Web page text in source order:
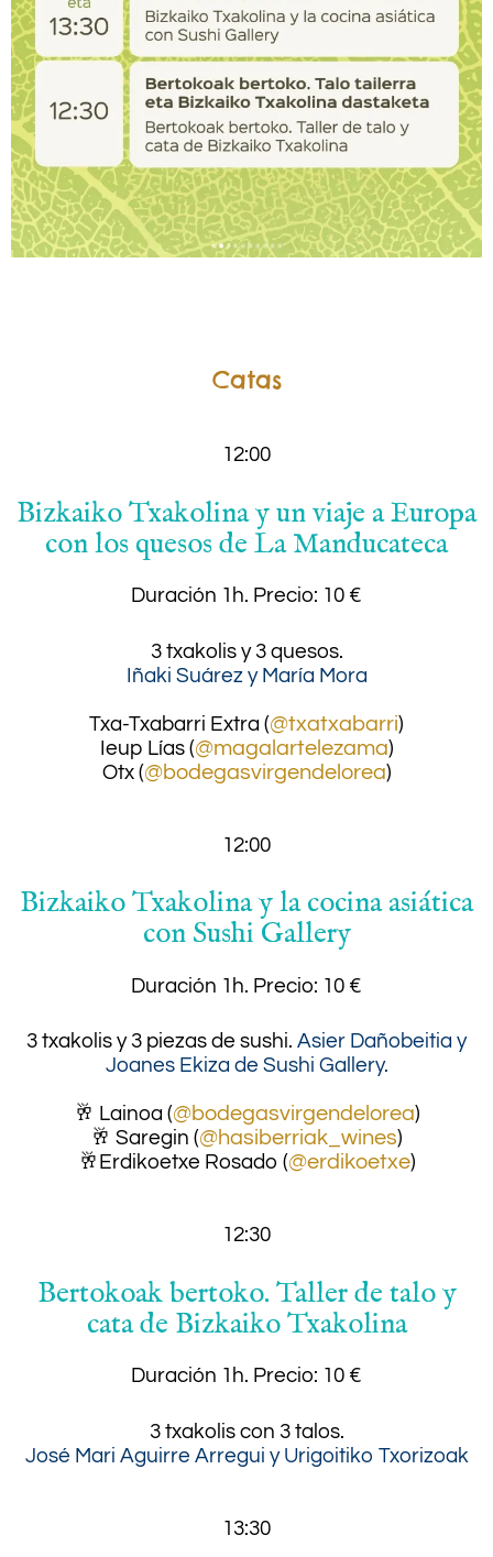
Catas
12:00
Bizkaiko Txakolina y un viaje a Europa
con los quesos de La Manducateca
Duración 1h. Precio: 10 €
3 txakolis y 3 quesos.
Iñaki Suárez y María Mora
Txa-Txabarri Extra (@txatxabarri)
Ieup Lías (@magalartelezama)
Otx (@bodegasvirgendelorea)
12:00
Bizkaiko Txakolina y la cocina asiática
con Sushi Gallery
Duración 1h. Precio: 10 €
3 txakolis y 3 piezas de sushi. Asier Dañobeitia y
Joanes Ekiza de Sushi Gallery.
🥂 Lainoa (@bodegasvirgendelorea)
🥂 Saregin (@hasiberriak_wines)
🥂Erdikoetxe Rosado (@erdikoetxe)
12:30
Bertokoak bertoko. Taller de talo y
cata de Bizkaiko Txakolina
Duración 1h. Precio: 10 €
3 txakolis con 3 talos.
José Mari Aguirre Arregui y Urigoitiko Txorizoak
13:30